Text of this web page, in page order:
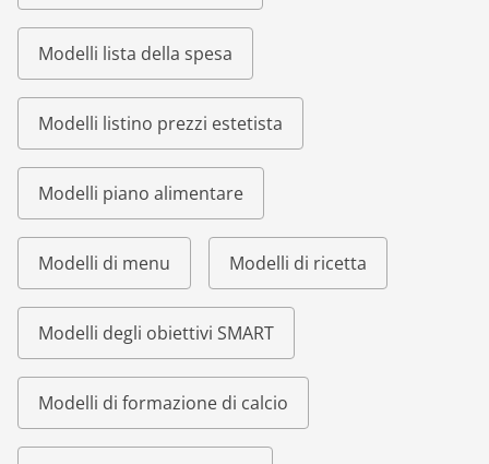
Modelli lista della spesa
Modelli listino prezzi estetista
Modelli piano alimentare
Modelli di menu Modelli di ricetta
Modelli degli obiettivi SMART
Modelli di formazione di calcio